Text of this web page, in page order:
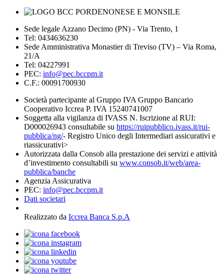
Sede legale Azzano Decimo (PN) - Via Trento, 1
Tel: 0434636230
Sede Amministrativa Monastier di Treviso (TV) – Via Roma,
21/A
Tel: 04227991
PEC: info@pec.bccpm.it
C.F.: 00091700930
Società partecipante al Gruppo IVA Gruppo Bancario
Cooperativo Iccrea P. IVA 15240741007
Soggetta alla vigilanza di IVASS N. Iscrizione al RUI:
D000026943 consultabile su https://ruipubblico.ivass.it/rui-
pubblica/ng/- Registro Unico degli Intermediari assicurativi e
riassicurativi>
Autorizzata dalla Consob alla prestazione dei servizi e attività
d’investimento consultabili su www.consob.it/web/area-
pubblica/banche
Agenzia Assicurativa
PEC: info@pec.bccpm.it
Dati societari
Realizzato da Iccrea Banca S.p.A